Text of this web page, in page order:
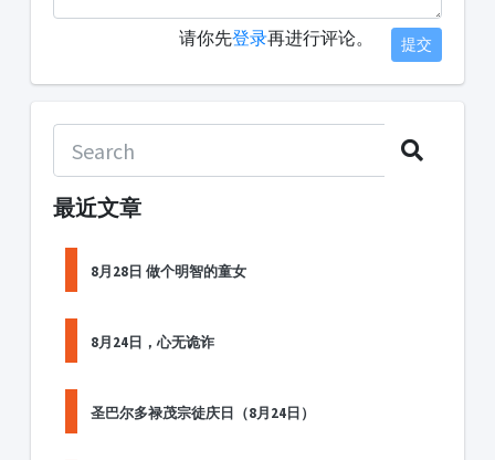
请你先登录再进行评论。 提交
最近文章
8月28日 做个明智的童女
8月24日，心无诡诈
圣巴尔多禄茂宗徒庆日（8月24日）